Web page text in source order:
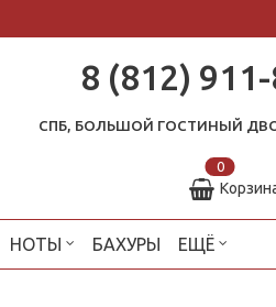
8 (812)
СПБ, БОЛЬШОЙ ГОСТИНЫЙ
0
НОТЫ БАХУРЫ ЕЩЁ